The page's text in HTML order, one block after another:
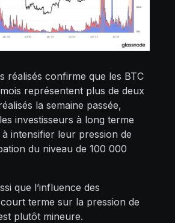
réalisés confirme que les BTC
représentent plus de deux
la semaine passée,
investisseurs à long terme
intensifier leur pression de
du niveau de 100 000
que l’influence des
terme sur la pression de
plutôt mineure.